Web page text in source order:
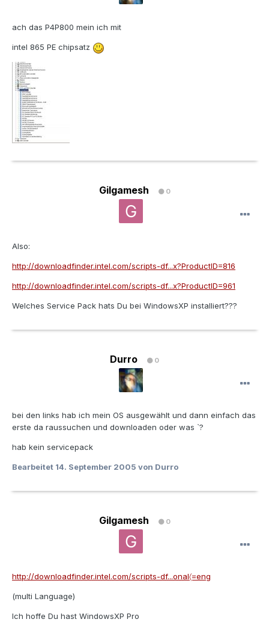
ach das P4P800 mein ich mit
intel 865 PE chipsatz
Gilgamesh 0
Also:
http://downloadfinder.intel.com/scripts-df...x?ProductID=816
http://downloadfinder.intel.com/scripts-df...x?ProductID=961
Welches Service Pack hats Du bei WindowsXP installiert???
Durro 0
bei den links hab ich mein OS ausgewählt und dann einfach das
erste da raussuchen und downloaden oder was `?
hab kein servicepack
Bearbeitet 14. September 2005 von Durro
Gilgamesh 0
http://downloadfinder.intel.com/scripts-df...onal〈=eng
(multi Language)
Ich hoffe Du hast WindowsXP Pro